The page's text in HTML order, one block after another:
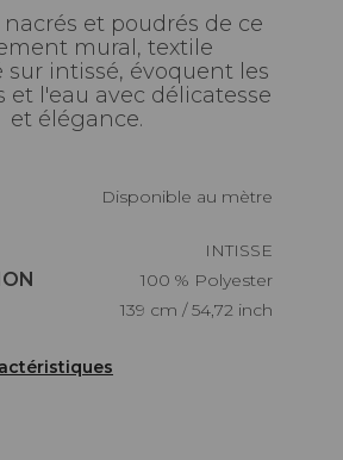
nacrés et poudrés de ce
mural, textile
sur intissé, évoquent les
et l'eau avec délicatesse
et élégance.
Disponible au mètre
INTISSE
100 % Polyester
139 cm / 54,72 inch